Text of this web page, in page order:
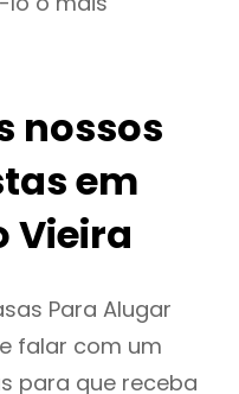
nossos
em
Vieira
Para Alugar
falar com um
para que receba